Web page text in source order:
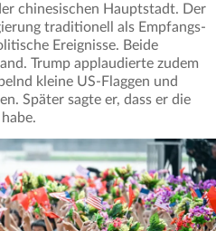
chinesischen Hauptstadt. Der
traditionell als Empfangs-
Ereignisse. Beide
Trump applaudierte zudem
kleine US-Flaggen und
Später sagte er, dass er die